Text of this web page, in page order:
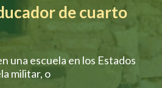
de cuarto
una escuela en los Estados
militar, o